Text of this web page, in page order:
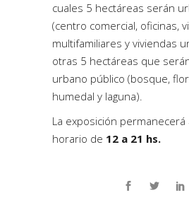
cuales 5 hectáreas serán
(centro comercial, oficinas,
multifamiliares y viviendas
otras 5 hectáreas que
urbano público (bosque,
humedal y laguna).
La exposición
horario de 12 a 21 hs.